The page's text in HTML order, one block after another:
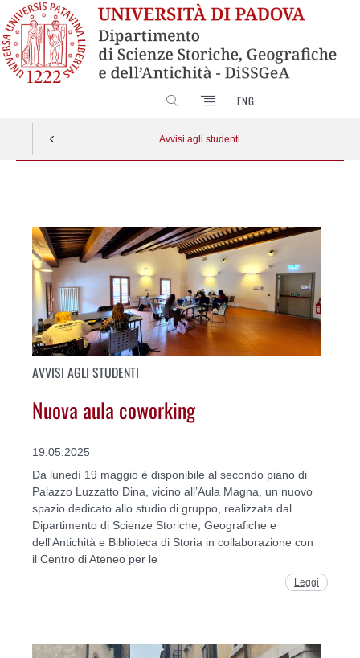
ENG
Avvisi agli studenti
contenuto
AVVISI AGLI STUDENTI
Nuova aula coworking
19.05.2025
Da lunedì 19 maggio è disponibile al secondo piano di
Palazzo Luzzatto Dina, vicino all’Aula Magna, un nuovo
spazio dedicato allo studio di gruppo, realizzata dal
Dipartimento di Scienze Storiche, Geografiche e
dell'Antichità e Biblioteca di Storia in collaborazione con
il Centro di Ateneo per le
Leggi